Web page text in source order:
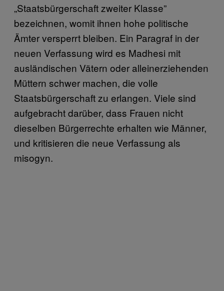
„Staatsbürgerschaft zweiter Klasse”
bezeichnen, womit ihnen hohe politische
Ämter versperrt bleiben. Ein Paragraf in der
neuen Verfassung wird es Madhesi mit
ausländischen Vätern oder alleinerziehenden
Müttern schwer machen, die volle
Staatsbürgerschaft zu erlangen. Viele sind
aufgebracht darüber, dass Frauen nicht
dieselben Bürgerrechte erhalten wie Männer,
und kritisieren die neue Verfassung als
misogyn.